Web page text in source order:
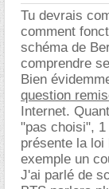
Tu devrais
comment
schéma de
comprendre
Bien
question
Internet.
"pas choisi",
présente la
exemple un
J'ai parlé de